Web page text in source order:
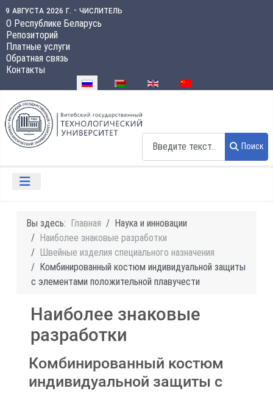
9 августа 2026 г. - числитель
О Республике Беларусь
Репозиторий
Платные услуги
Обратная связь
Контакты
Выберите язык
Поиск
Вы здесь: Главная
Наука и инновации
Наиболее знаковые разработки
Швейные изделия специального назначения
Комбинированный костюм индивидуальной защиты
с элементами положительной плавучести
Наиболее знаковые
разработки
Комбинированный костюм
индивидуальной защиты с